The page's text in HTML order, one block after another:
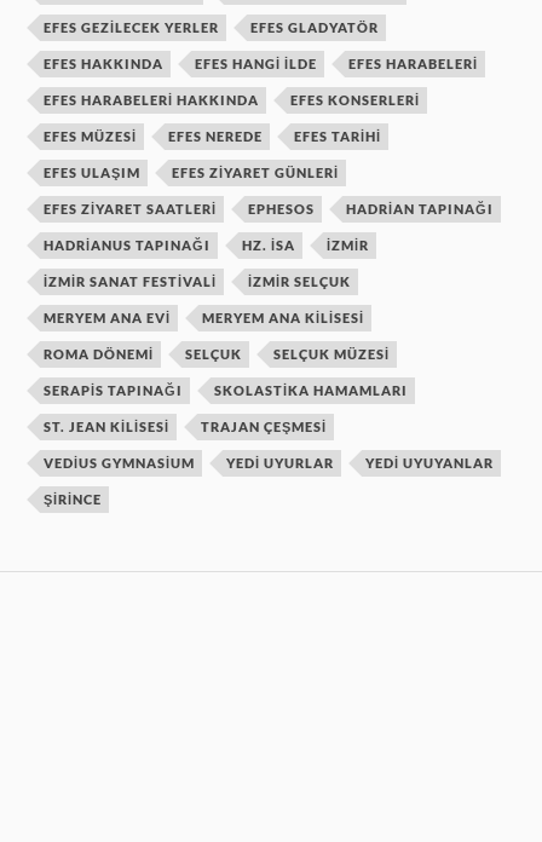
EFES GEZILECEK YERLER EFES GLADYATÖR
EFES HAKKINDA EFES HANGI ILDE EFES HARABELERI
EFES HARABELERI HAKKINDA EFES KONSERLERI
EFES MÜZESI EFES NEREDE EFES TARIHI
EFES ULAŞIM EFES ZIYARET GÜNLERI
EFES ZIYARET SAATLERI EPHESOS HADRIAN TAPINAĞI
HADRIANUS TAPINAĞI HZ. ISA IZMIR
IZMIR SANAT FESTIVALI IZMIR SELÇUK
MERYEM ANA EVI MERYEM ANA KILISESI
ROMA DÖNEMI SELÇUK SELÇUK MÜZESI
SERAPIS TAPINAĞI SKOLASTIKA HAMAMLARI
ST. JEAN KILISESI TRAJAN ÇEŞMESI
VEDIUS GYMNASIUM YEDI UYURLAR YEDI UYUYANLAR
ŞIRINCE